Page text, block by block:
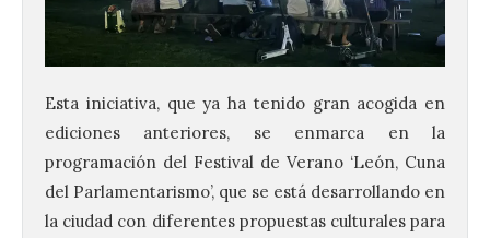
Esta iniciativa, que ya ha tenido gran acogida en
ediciones anteriores, se enmarca en la
programación del Festival de Verano ‘León, Cuna
del Parlamentarismo’, que se está desarrollando en
la ciudad con diferentes propuestas culturales para